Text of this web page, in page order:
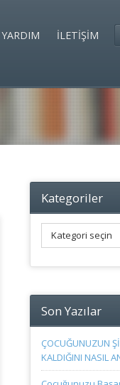
YARDIM İLETİŞİM
Kategoriler
Son Yazılar
ÇOCUĞUNUZUN
KALDIĞINI NASIL